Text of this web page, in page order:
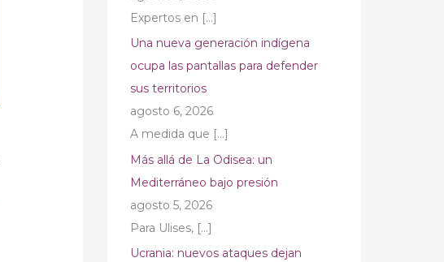
Expertos en […]
Una nueva generación indígena
ocupa las pantallas para defender
sus territorios
agosto 6, 2026
A medida que […]
Más allá de La Odisea: un
Mediterráneo bajo presión
agosto 5, 2026
Para Ulises, […]
Ucrania: nuevos ataques dejan